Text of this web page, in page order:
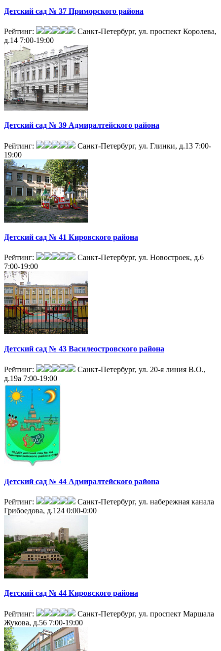
Детский сад № 37 Приморского района
Рейтинг:
Санкт-Петербург, ул. проспект Королева,
д.14 7:00-19:00
Детский сад № 39 Адмиралтейского района
Рейтинг: Санкт-Петербург, ул. Глинки, д.13 7:00-
19:00
Детский сад № 41 Кировского района
Рейтинг:
Санкт-Петербург, ул. Новостроек, д.6
7:00-19:00
Детский сад № 43 Василеостровского района
Рейтинг:
Санкт-Петербург, ул. 20-я линия В.О.,
д.19а 7:00-19:00
Детский сад № 44 Адмиралтейского района
Рейтинг:
Санкт-Петербург, ул. набережная канала
Грибоедова, д.124 0:00-0:00
Детский сад № 44 Кировского района
Рейтинг:
Санкт-Петербург, ул. проспект Маршала
Жукова, д.56 7:00-19:00